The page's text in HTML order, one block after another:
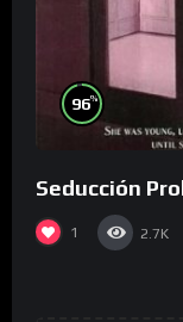
96%
Seducción
1 2.7K